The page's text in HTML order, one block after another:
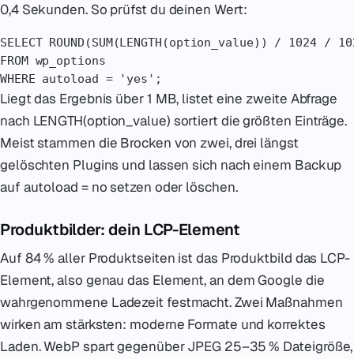
0,4 Sekunden. So prüfst du deinen Wert:
SELECT ROUND(SUM(LENGTH(option_value)) / 1024 /
FROM wp_options
WHERE autoload = 'yes';
Liegt das Ergebnis über 1 MB, listet eine zweite Abfrage
nach LENGTH(option_value) sortiert die größten Einträge.
Meist stammen die Brocken von zwei, drei längst
gelöschten Plugins und lassen sich nach einem Backup
auf autoload = no setzen oder löschen.
Produktbilder: dein LCP-Element
Auf 84 % aller Produktseiten ist das Produktbild das LCP-
Element, also genau das Element, an dem Google die
wahrgenommene Ladezeit festmacht. Zwei Maßnahmen
wirken am stärksten: moderne Formate und korrektes
Laden. WebP spart gegenüber JPEG 25–35 % Dateigröße,